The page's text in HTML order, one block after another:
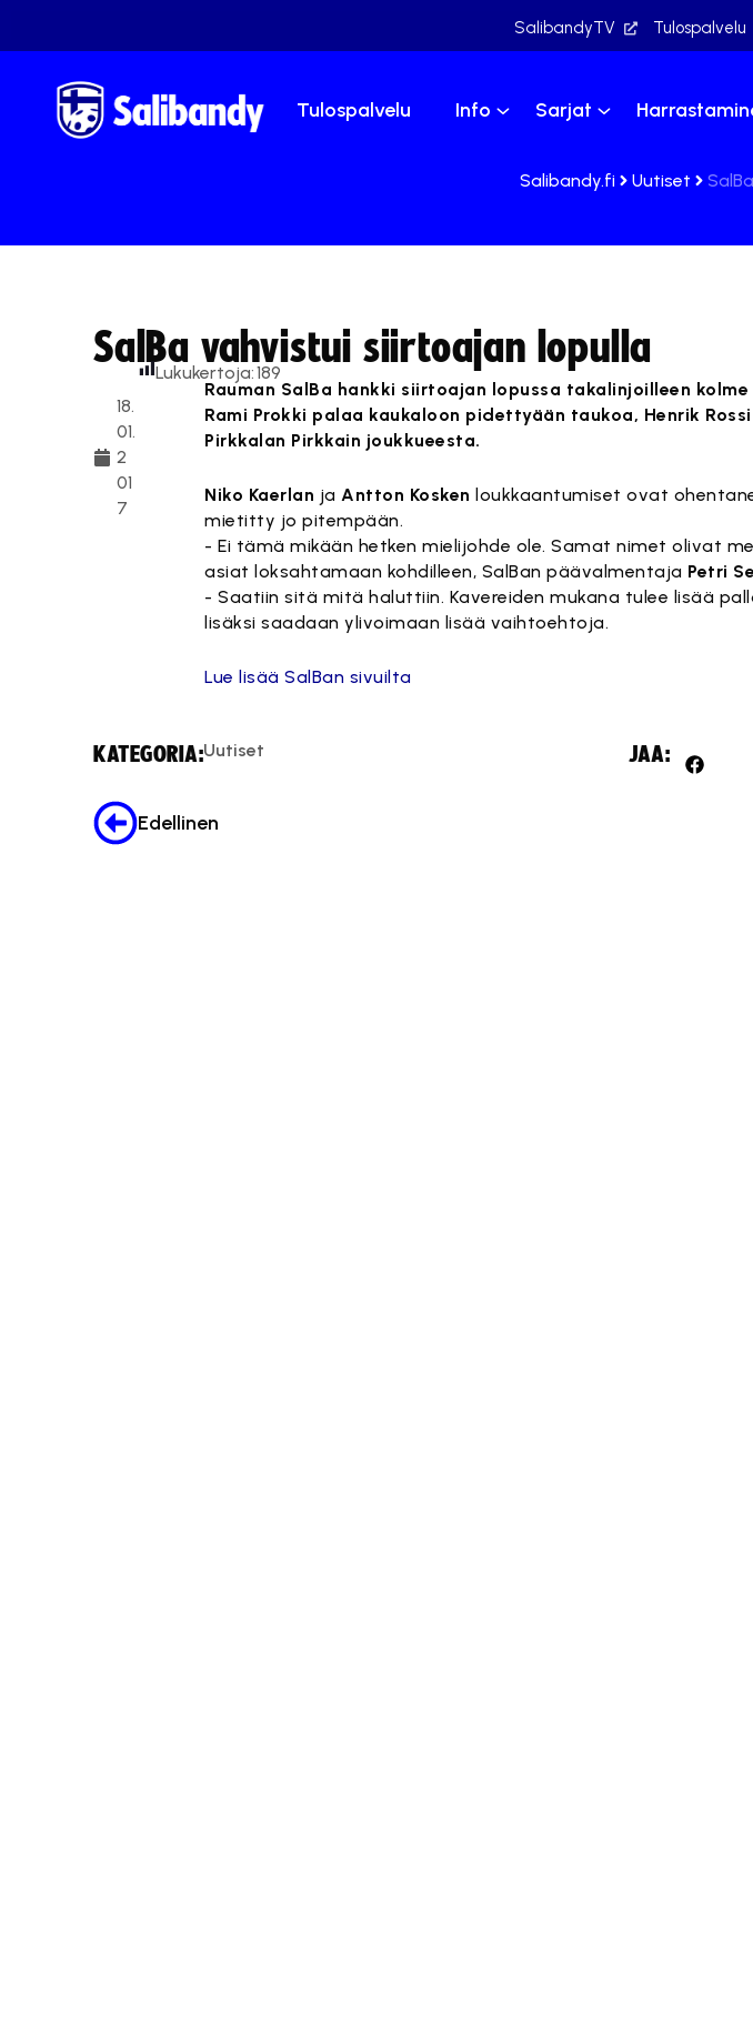
SalibandyTV Tulospalvelu
Tulospalvelu Info Sarjat
Salibandy.fi Uutiset
SalBa vahvistui siirtoajan lopulla
18.
01.
2
01
7
Lukukertoja:189
Rauman SalBa hankki siirtoajan lopussa takalinjoilleen
Rami Prokki palaa kaukaloon pidettyään taukoa, Henrik
Pirkkalan Pirkkain joukkueesta.
Niko Kaerlan jaAntton Kosken loukkaantumiset ovat
mietitty jo pitempään.
- Ei tämä mikään hetken mielijohde ole. Samat nimet olivat
asiat loksahtamaan kohdilleen, SalBan päävalmentaja Petri
- Saatiin sitä mitä haluttiin. Kavereiden mukana tulee lisää
lisäksi saadaan ylivoimaan lisää vaihtoehtoja.
Lue lisää SalBan sivuilta
KATEGORIA:Uutiset JAA:
Edellinen